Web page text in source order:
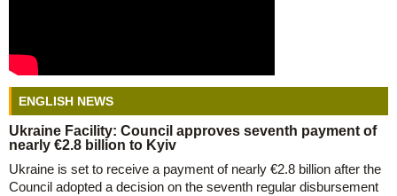
ENGLISH NEWS
Ukraine Facility: Council approves seventh payment of
nearly €2.8 billion to Kyiv
Ukraine is set to receive a payment of nearly €2.8 billion after the
Council adopted a decision on the seventh regular disbursement